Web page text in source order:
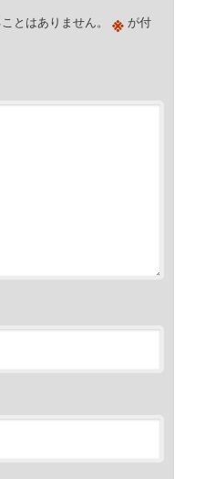
とはありません。 ※ が付